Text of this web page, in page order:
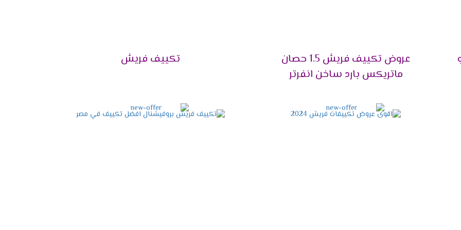
المناسبة لقدرات تكييف فريش
عروض تكييف فريش 1.5 حصان
ماتريكس بارد ساخن انفرتر
تكييف فريش